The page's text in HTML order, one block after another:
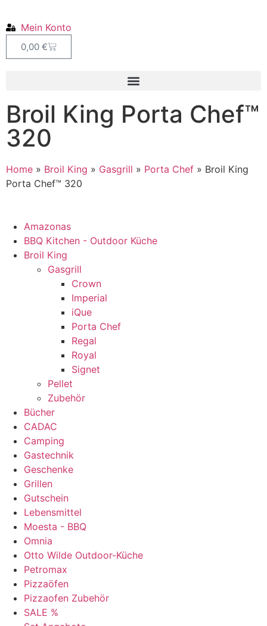
Mein Konto
0,00 €
Broil King Porta Chef™
320
Home » Broil King » Gasgrill » Porta Chef » Broil King
Porta Chef™ 320
Amazonas
BBQ Kitchen - Outdoor Küche
Broil King
Gasgrill
Crown
Imperial
iQue
Porta Chef
Regal
Royal
Signet
Pellet
Zubehör
Bücher
CADAC
Camping
Gastechnik
Geschenke
Grillen
Gutschein
Lebensmittel
Moesta - BBQ
Omnia
Otto Wilde Outdoor-Küche
Petromax
Pizzaöfen
Pizzaofen Zubehör
SALE %